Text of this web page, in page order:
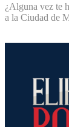
¿Alguna vez te
a la Ciudad de